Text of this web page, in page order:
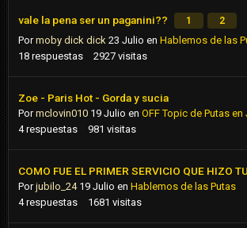
vale la pena ser un paganini?? 1 2
Pormoby dick dick 23 Julio en Hablemos de las
18 respuestas 2927 visitas
Zoe - Paris Hot - Gorda y sucia
Pormclovin010 19 Julio en OFF Topic de Putas en
4 respuestas 981 visitas
COMO FUE EL PRIMER SERVICIO QUE HIZO
Porjubilo_24 19 Julio en Hablemos de las Putas
4 respuestas 1681 visitas